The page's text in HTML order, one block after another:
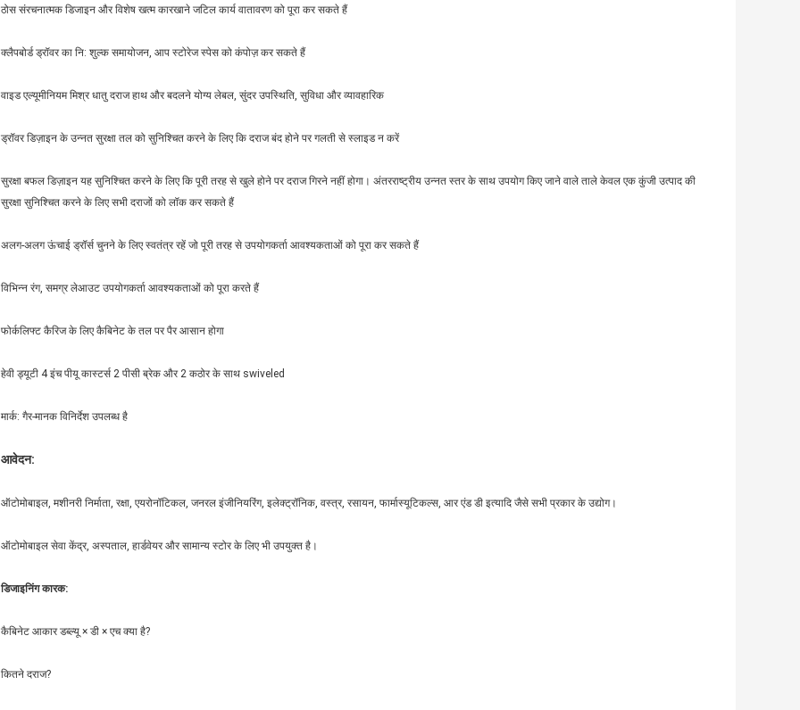
ठोस संरचनात्मक डिजाइन और विशेष खत्म कारखाने जटिल कार्य वातावरण को पूरा कर सकते हैं
क्लैपबोर्ड ड्रॉवर का नि: शुल्क समायोजन, आप स्टोरेज स्पेस को कंपोज़ कर सकते हैं
वाइड एल्यूमीनियम मिश्र धातु दराज हाथ और बदलने योग्य लेबल, सुंदर उपस्थिति, सुविधा और व्यावहारिक
ड्रॉवर डिज़ाइन के उन्नत सुरक्षा तल को सुनिश्चित करने के लिए कि दराज बंद होने पर गलती से स्लाइड न करें
सुरक्षा बफल डिज़ाइन यह सुनिश्चित करने के लिए कि पूरी तरह से खुले होने पर दराज गिरने नहीं होगा। अंतरराष्ट्रीय उन्नत स्तर के साथ उपयोग किए जाने वाले ताले केवल एक कुंजी उत्पाद की
सुरक्षा सुनिश्चित करने के लिए सभी दराजों को लॉक कर सकते हैं
अलग-अलग ऊंचाई ड्रॉर्स चुनने के लिए स्वतंत्र रहें जो पूरी तरह से उपयोगकर्ता आवश्यकताओं को पूरा कर सकते हैं
विभिन्न रंग, समग्र लेआउट उपयोगकर्ता आवश्यकताओं को पूरा करते हैं
फोर्कलिफ्ट कैरिज के लिए कैबिनेट के तल पर पैर आसान होगा
हेवी ड्यूटी 4 इंच पीयू कास्टर्स 2 पीसी ब्रेक और 2 कठोर के साथ swiveled
मार्क: गैर-मानक विनिर्देश उपलब्ध है
आवेदन:
ऑटोमोबाइल, मशीनरी निर्माता, रक्षा, एयरोनॉटिकल, जनरल इंजीनियरिंग, इलेक्ट्रॉनिक, वस्त्र, रसायन, फार्मास्यूटिकल्स, आर एंड डी इत्यादि जैसे सभी प्रकार के उद्योग।
ऑटोमोबाइल सेवा केंद्र, अस्पताल, हार्डवेयर और सामान्य स्टोर के लिए भी उपयुक्त है।
डिजाइनिंग कारक:
कैबिनेट आकार डब्ल्यू × डी × एच क्या है?
कितने दराज?